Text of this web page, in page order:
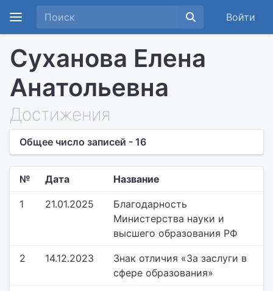
Войти
Суханова Елена
Анатольевна
Достижения
Общее число записей - 16
№ Дата Название
1 21.01.2025
Благодарность
Министерства науки и
высшего образования РФ
2 14.12.2023
Знак отличия «За заслуги в
сфере образования»